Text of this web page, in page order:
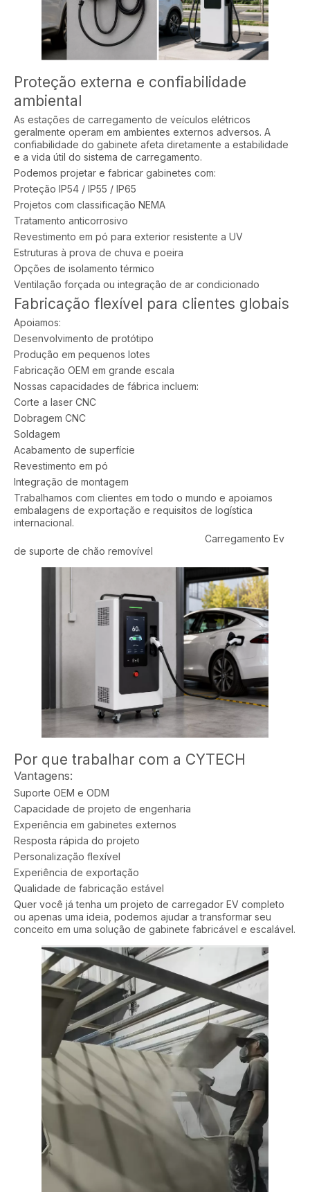
Proteção externa e confiabilidade
ambiental
As estações de carregamento de veículos elétricos
geralmente operam em ambientes externos adversos. A
confiabilidade do gabinete afeta diretamente a estabilidade
e a vida útil do sistema de carregamento.
Podemos projetar e fabricar gabinetes com:
Proteção IP54 / IP55 / IP65
Projetos com classificação NEMA
Tratamento anticorrosivo
Revestimento em pó para exterior resistente a UV
Estruturas à prova de chuva e poeira
Opções de isolamento térmico
Ventilação forçada ou integração de ar condicionado
Fabricação flexível para clientes globais
Apoiamos:
Desenvolvimento de protótipo
Produção em pequenos lotes
Fabricação OEM em grande escala
Nossas capacidades de fábrica incluem:
Corte a laser CNC
Dobragem CNC
Soldagem
Acabamento de superfície
Revestimento em pó
Integração de montagem
Trabalhamos com clientes em todo o mundo e apoiamos
embalagens de exportação e requisitos de logística
internacional.
Carregamento Ev
de suporte de chão removível
Por que trabalhar com a CYTECH
Vantagens:
Suporte OEM e ODM
Capacidade de projeto de engenharia
Experiência em gabinetes externos
Resposta rápida do projeto
Personalização flexível
Experiência de exportação
Qualidade de fabricação estável
Quer você já tenha um projeto de carregador EV completo
ou apenas uma ideia, podemos ajudar a transformar seu
conceito em uma solução de gabinete fabricável e escalável.